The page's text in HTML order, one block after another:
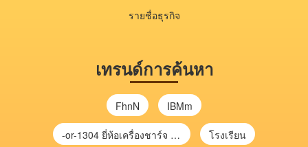
รายชื่อธุรกิจ
เทรนด์การค้นหา
FhnN IBMm
-or-1304 ยี่ห้อเครื่องชาร์จ chargecore โรงเรียน